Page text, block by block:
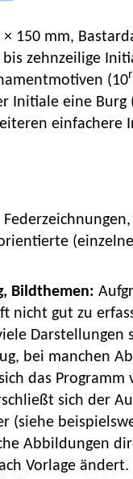
150 mm,
zehnzeilige
(10r
Initiale eine Burg
einfachere
Bildthemen:
nicht gut zu
Darstellungen
bei manchen
das
sich der
(siehe
Abbildungen
Vorlage